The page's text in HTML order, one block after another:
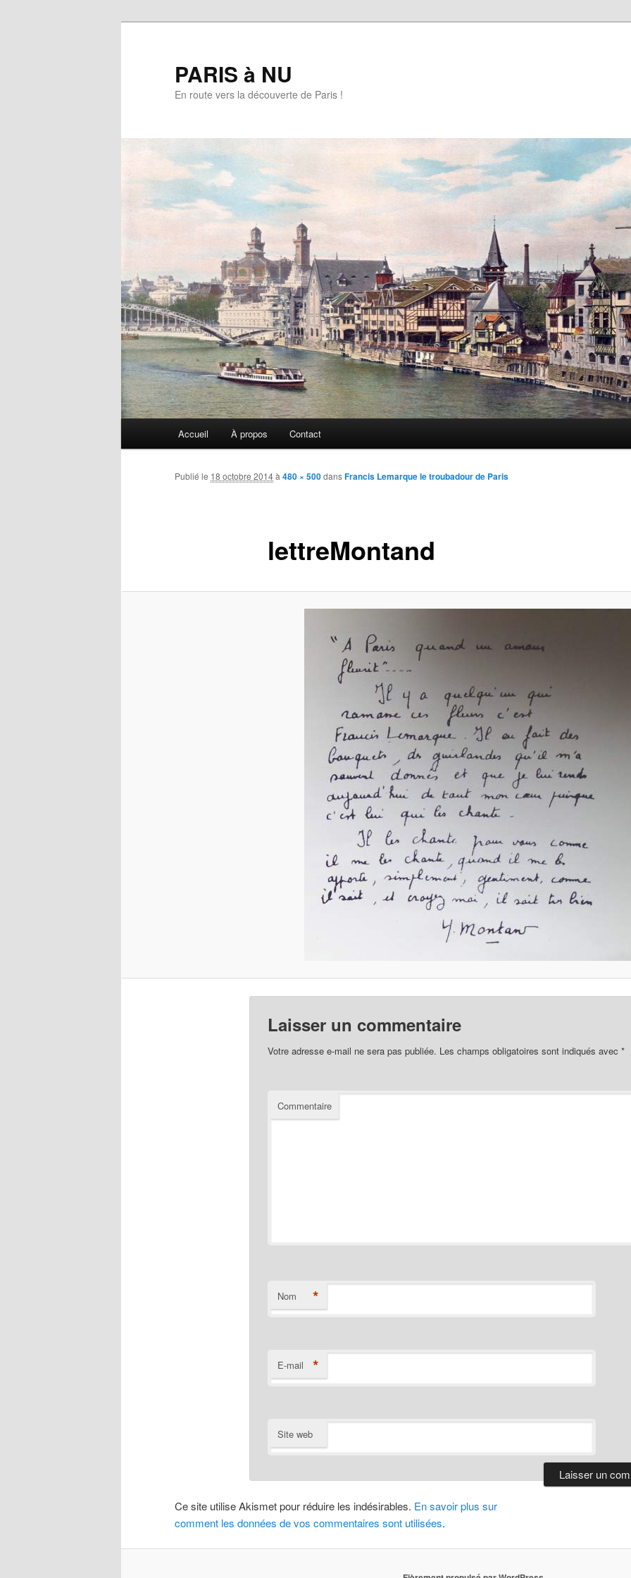
PARIS à NU
En route vers la découverte de Paris !
Accueil À propos Contact
lettreMontand
Publié le 18 octobre 2014à480 × 500dansFrancis Lemarque le troubadour de Paris
Laisser un commentaire
Votre adresse e-mail ne sera pas publiée. Les champs obligatoires sont indiqués avec *
Commentaire
Nom *
E-mail *
Site web
Ce site utilise Akismet pour réduire les indésirables. En savoir plus sur
comment les données de vos commentaires sont utilisées.